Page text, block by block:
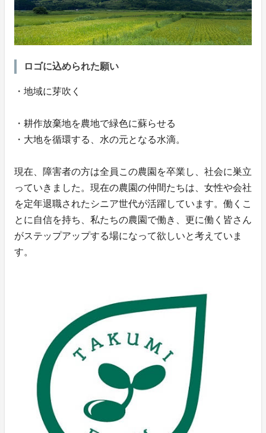
ロゴに込められた願い
・地域に芽吹く
・耕作放棄地を農地で緑色に蘇らせる
・大地を循環する、水の元となる水滴。
現在、障害者の方は全員この農園を卒業し、社会に巣立
っていきました。現在の農園の仲間たちは、女性や会社
を定年退職されたシニア世代が活躍しています。働くこ
とに自信を持ち、私たちの農園で働き、更に働く皆さん
がステップアップする場になって欲しいと考えていま
す。